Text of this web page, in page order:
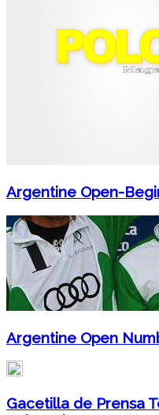
Argentine Open-
Argentine Open
Gacetilla de Prensa